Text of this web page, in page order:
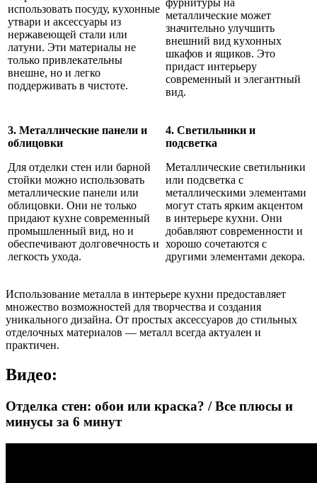
использовать посуду, кухонные
утвари и аксессуары из
нержавеющей стали или
латуни. Эти материалы не
только привлекательны
внешне, но и легко
поддерживать в чистоте.
металлические может
значительно улучшить
внешний вид кухонных
шкафов и ящиков. Это
придаст интерьеру
современный и элегантный
вид.
3. Металлические панели и
облицовки
Для отделки стен или барной
стойки можно использовать
металлические панели или
облицовки. Они не только
придают кухне современный
промышленный вид, но и
обеспечивают долговечность и
легкость ухода.
4. Светильники и
подсветка
Металлические светильники
или подсветка с
металлическими элементами
могут стать ярким акцентом
в интерьере кухни. Они
добавляют современности и
хорошо сочетаются с
другими элементами декора.
Использование металла в интерьере кухни предоставляет
множество возможностей для творчества и создания
уникального дизайна. От простых аксессуаров до стильных
отделочных материалов — металл всегда актуален и
практичен.
Видео:
Отделка стен: обои или краска? / Все плюсы и
минусы за 6 минут